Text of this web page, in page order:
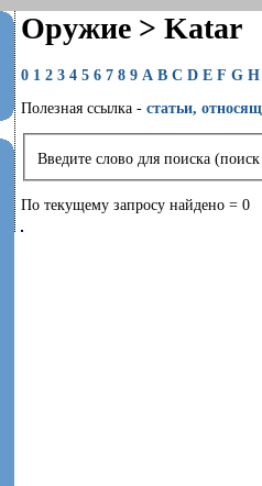
Оружие > Katar
0 1 2 3 4 5 6 7 8 9 A B C D E F G H
Полезная ссылка -статьи,
Введите слово для поиска
По текущему запросу найдено = 0